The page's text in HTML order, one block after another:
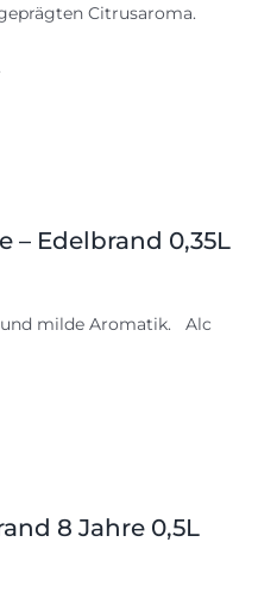
Citrusaroma.
– Edelbrand 0,35L
milde Aromatik. Alc
8 Jahre 0,5L